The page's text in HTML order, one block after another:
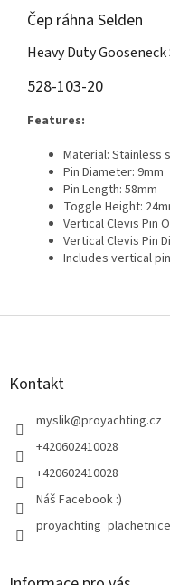
Čep ráhna Selden
Heavy Duty
528-103-20
Features:
Material: Stainless
Pin Diameter: 9mm
Pin Length: 58mm
Toggle Height:
Vertical Clevis Pin
Vertical Clevis Pin
Includes vertical
Z
Kontakt
myslik@proyachting.cz
+420602410028
+420602410028
Náš Facebook :)